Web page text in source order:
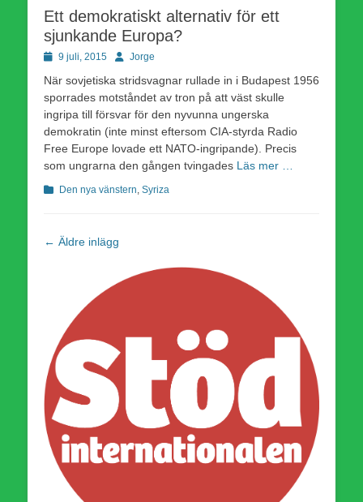
Ett demokratiskt alternativ för ett
sjunkande Europa?
Publicerad
9 juli, 2015 Författare
Jorge
När sovjetiska stridsvagnar rullade in i Budapest 1956
sporrades motståndet av tron på att väst skulle
ingripa till försvar för den nyvunna ungerska
demokratin (inte minst eftersom CIA-styrda Radio
Free Europe lovade ett NATO-ingripande). Precis
som ungrarna den gången tvingades Läs mer …
Kategorier
Den nya vänstern Syriza
Inläggsnavigering
← Äldre inlägg